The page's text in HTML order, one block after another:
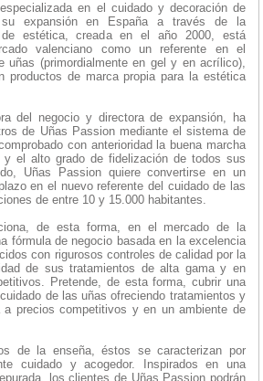
en el cuidado y decoración de
su expansión en España a través de la
estética, creada en el año 2000, está
valenciano como un referente en el
uñas (primordialmente en gel y en acrílico),
productos de marca propia para la estética
del negocio y directora de expansión, ha
de Uñas Passion mediante el sistema de
con anterioridad la buena marcha
el alto grado de fidelización de todos sus
Uñas Passion quiere convertirse en un
en el nuevo referente del cuidado de las
de entre 10 y 15.000 habitantes.
de esta forma, en el mercado de la
fórmula de negocio basada en la excelencia
con rigurosos controles de calidad por la
de sus tratamientos de alta gama y en
Pretende, de esta forma, cubrir una
de las uñas ofreciendo tratamientos y
a precios competitivos y en un ambiente de
de la enseña, éstos se caracterizan por
cuidado y acogedor. Inspirados en una
los clientes de Uñas Passion podrán